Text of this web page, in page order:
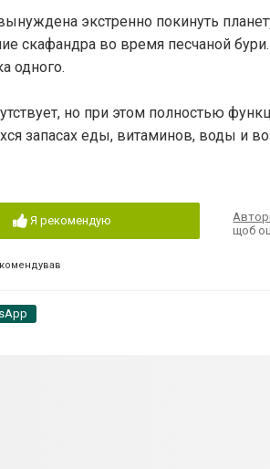
экстренно покинуть
скафандра во время песчаной
одного.
но при этом полностью
запасах еды, витаминов, воды и
Я рекомендую
щоб